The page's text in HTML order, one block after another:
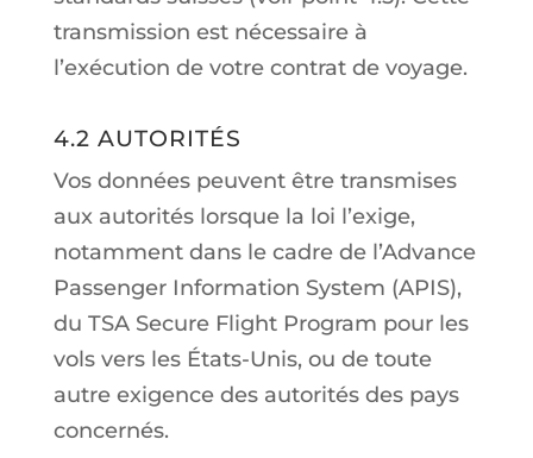
transmission est nécessaire à
l’exécution de votre contrat de voyage.
4.2 AUTORITÉS
Vos données peuvent être transmises
aux autorités lorsque la loi l’exige,
notamment dans le cadre de l’Advance
Passenger Information System (APIS),
du TSA Secure Flight Program pour les
vols vers les États-Unis, ou de toute
autre exigence des autorités des pays
concernés.